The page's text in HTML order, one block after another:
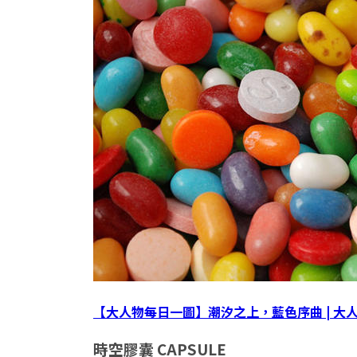
【大人物每日一圖】潮汐之上，藍色序曲 | 大
時空膠囊 CAPSULE